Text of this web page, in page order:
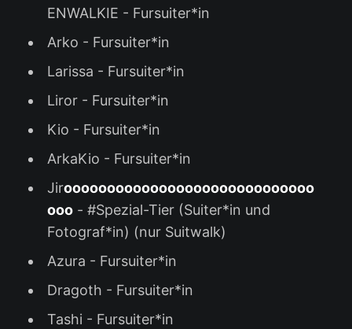
ENWALKIE - Fursuiter*in
Arko - Fursuiter*in
Larissa - Fursuiter*in
Liror - Fursuiter*in
Kio - Fursuiter*in
ArkaKio - Fursuiter*in
Jirooooooooooooooooooooooooooooo
ooo- #Spezial-Tier (Suiter*in und
Fotograf*in) (nur Suitwalk)
Azura - Fursuiter*in
Dragoth - Fursuiter*in
Tashi - Fursuiter*in